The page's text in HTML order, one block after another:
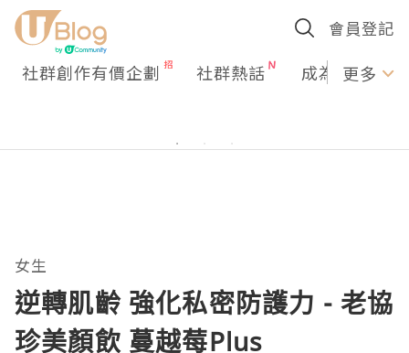
會員登記
社群創作有價企劃 社群熱話 成為U更多
女生
逆轉肌齡 強化私密防護力 - 老協
珍美顏飲 蔓越莓Plus